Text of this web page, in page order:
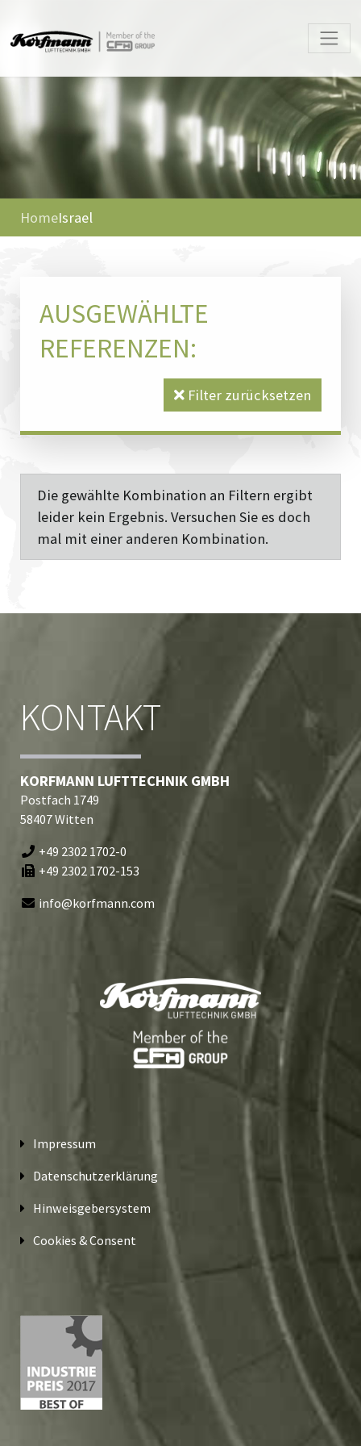
HomeIsrael
AUSGEWÄHLTE
REFERENZEN:
Filter zurücksetzen
Die gewählte Kombination an Filtern ergibt
leider kein Ergebnis. Versuchen Sie es doch
mal mit einer anderen Kombination.
KONTAKT
KORFMANN LUFTTECHNIK GMBH
Postfach 1749
58407 Witten
+49 2302 1702-0
+49 2302 1702-153
info@korfmann.com
Impressum
Datenschutzerklärung
Hinweisgebersystem
Cookies & Consent